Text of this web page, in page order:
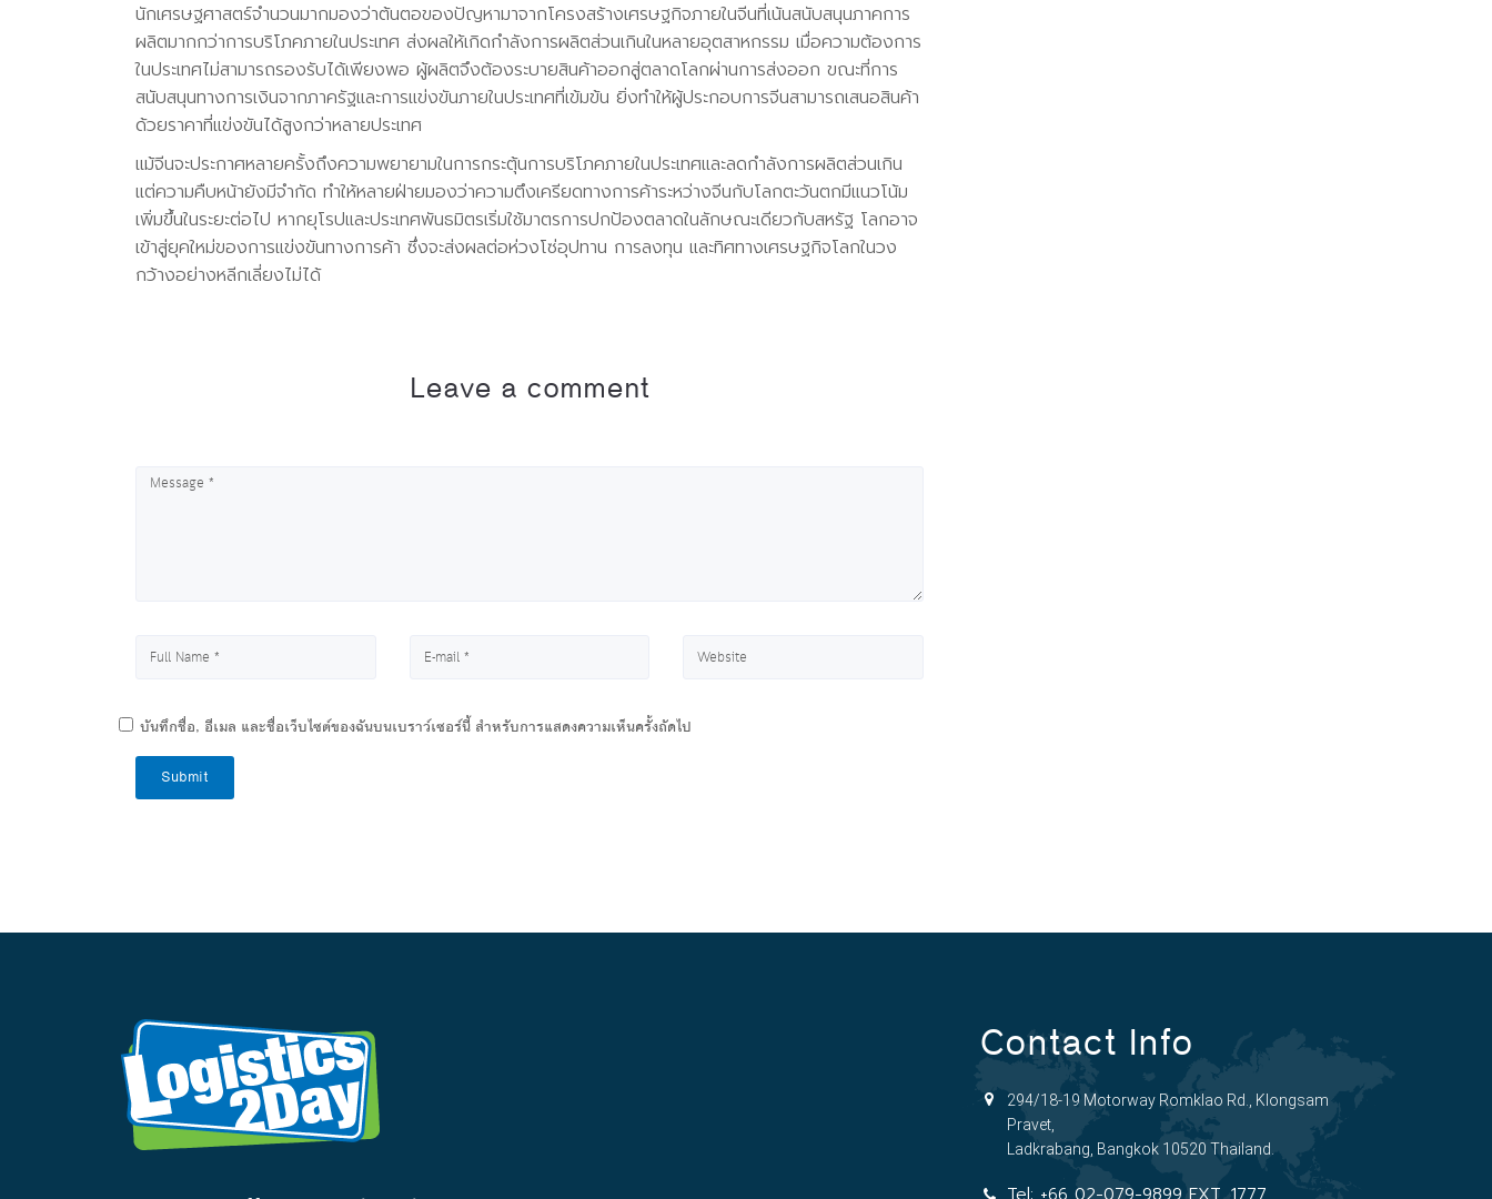
นักเศรษฐศาสตร์จำนวนมากมองว่าต้นตอของปัญหามาจากโครงสร้างเศรษฐกิจภายในจีนที่เน้นสนับสนุนภาคการ
ผลิตมากกว่าการบริโภคภายในประเทศ ส่งผลให้เกิดกำลังการผลิตส่วนเกินในหลายอุตสาหกรรม เมื่อความต้องการ
ในประเทศไม่สามารถรองรับได้เพียงพอ ผู้ผลิตจึงต้องระบายสินค้าออกสู่ตลาดโลกผ่านการส่งออก ขณะที่การ
สนับสนุนทางการเงินจากภาครัฐและการแข่งขันภายในประเทศที่เข้มข้น ยิ่งทำให้ผู้ประกอบการจีนสามารถเสนอสินค้า
ด้วยราคาที่แข่งขันได้สูงกว่าหลายประเทศ
แม้จีนจะประกาศหลายครั้งถึงความพยายามในการกระตุ้นการบริโภคภายในประเทศและลดกำลังการผลิตส่วนเกิน
แต่ความคืบหน้ายังมีจำกัด ทำให้หลายฝ่ายมองว่าความตึงเครียดทางการค้าระหว่างจีนกับโลกตะวันตกมีแนวโน้ม
เพิ่มขึ้นในระยะต่อไป หากยุโรปและประเทศพันธมิตรเริ่มใช้มาตรการปกป้องตลาดในลักษณะเดียวกับสหรัฐ โลกอาจ
เข้าสู่ยุคใหม่ของการแข่งขันทางการค้า ซึ่งจะส่งผลต่อห่วงโซ่อุปทาน การลงทุน และทิศทางเศรษฐกิจโลกในวง
กว้างอย่างหลีกเลี่ยงไม่ได้
Leave a comment
บันทึกชื่อ, อีเมล และชื่อเว็บไซต์ของฉันบนเบราว์เซอร์นี้ สำหรับการแสดงความเห็นครั้งถัดไป
Submit
Contact Info
294/18-19 Motorway Romklao Rd., Klongsam
Pravet,
Ladkrabang, Bangkok 10520 Thailand.